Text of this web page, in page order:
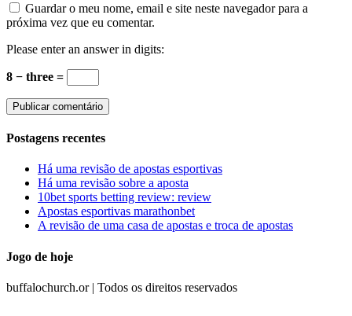
Guardar o meu nome, email e site neste navegador para a
próxima vez que eu comentar.
Please enter an answer in digits:
8 − three =
Postagens recentes
Há uma revisão de apostas esportivas
Há uma revisão sobre a aposta
10bet sports betting review: review
Apostas esportivas marathonbet
A revisão de uma casa de apostas e troca de apostas
Jogo de hoje
buffalochurch.or | Todos os direitos reservados